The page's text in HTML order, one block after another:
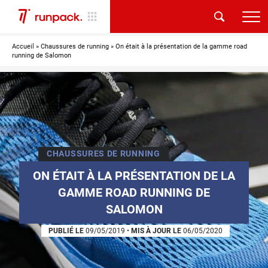
Accueil » Chaussures de running » On était à la présentation de la gamme road
running de Salomon
CHAUSSURES DE RUNNING
ON ÉTAIT À LA PRÉSENTATION DE LA
GAMME ROAD RUNNING DE
SALOMON
PUBLIÉ LE 09/05/2019 • MIS À JOUR LE 06/05/2020